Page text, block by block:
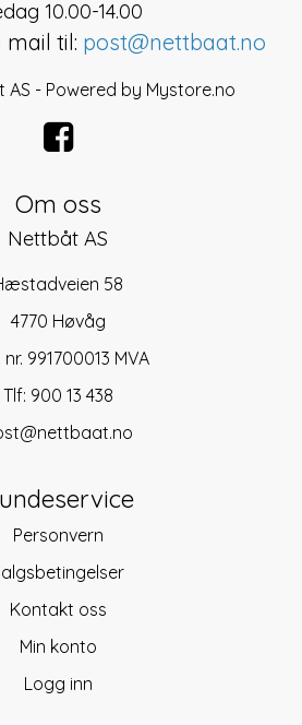
10.00-14.00
mail til: post@nettbaat.no
- Powered by Mystore.no
Om oss
Nettbåt AS
58
4770 Høvåg
991700013 MVA
Tlf: 900 13 438
Personvern
Kontakt oss
Min konto
Logg inn